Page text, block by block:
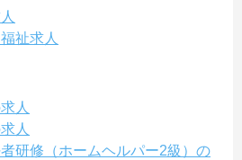
祉求人
人
人
研修（ホームヘルパー2級）の